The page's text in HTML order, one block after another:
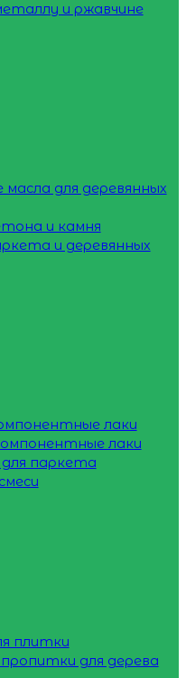
и ржавчине
для деревянных
и камня
и деревянных
лаки
лаки
паркета
плитки
для дерева